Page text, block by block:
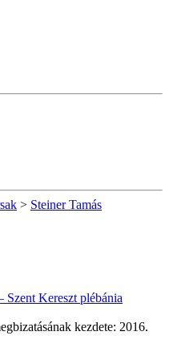
> Steiner Tamás
Szent Kereszt plébánia
kezdete: 2016.